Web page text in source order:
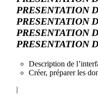
PRESENTATION
PRESENTATION
PRESENTATION
PRESENTATION
Description de
Créer, préparer les
|